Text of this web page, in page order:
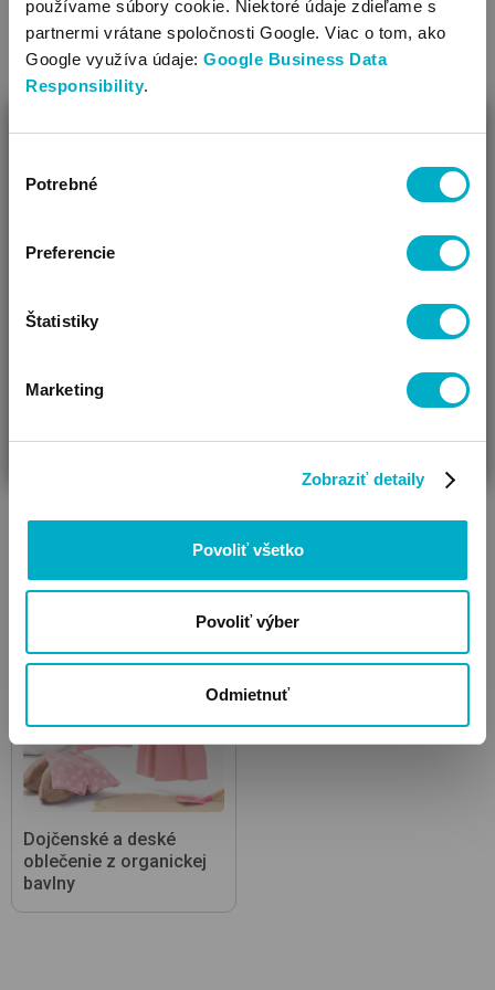
používame súbory cookie. Niektoré údaje zdieľame s
partnermi vrátane spoločnosti Google. Viac o tom, ako
Google využíva údaje: Google Business Data
Responsibility.
súhlasu
Potrebné
Preferencie
Štatistiky
Marketing
Zobraziť detaily
Povoliť všetko
Povoliť výber
Odmietnuť
Šiltovky
Slnečné okuliare
Dojčenské a deské
oblečenie z organickej
bavlny